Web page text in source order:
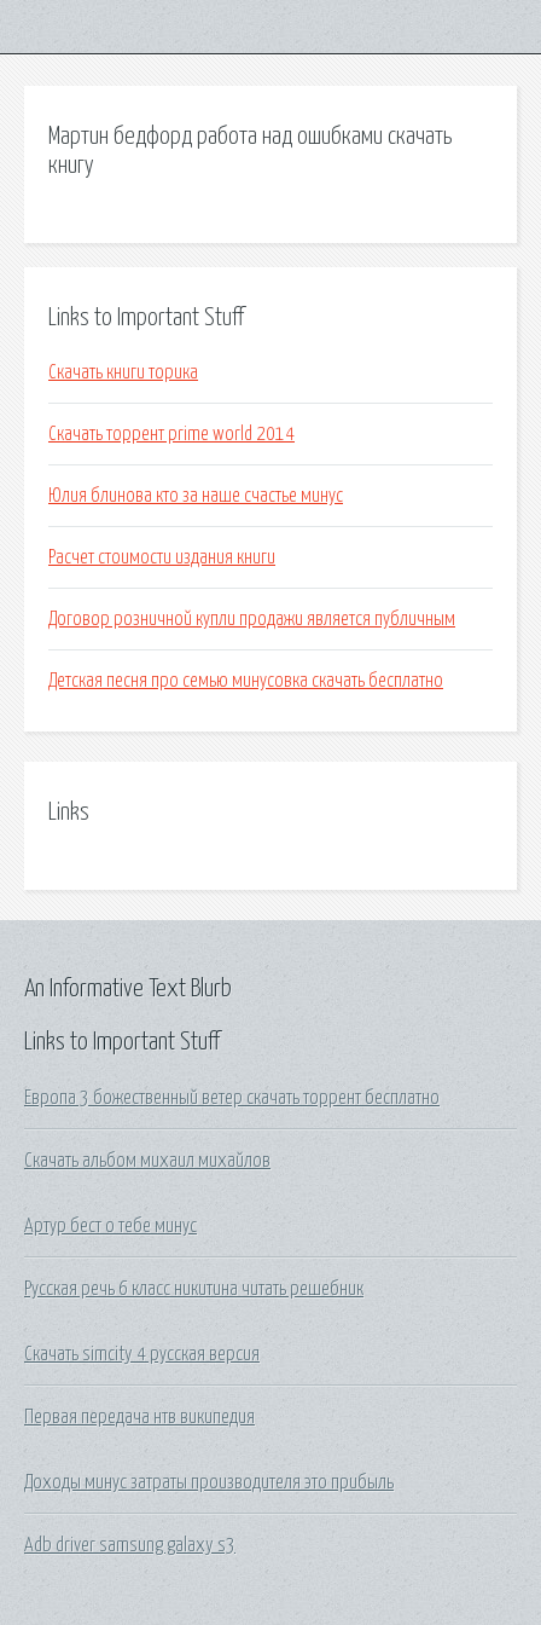
Мартин бедфорд работа над ошибками скачать
книгу
Links to Important Stuff
Скачать книги торика
Скачать торрент prime world 2014
Юлия блинова кто за наше счастье минус
Расчет стоимости издания книги
Договор розничной купли продажи является публичным
Детская песня про семью минусовка скачать бесплатно
Links
Links to Important Stuff
Европа 3 божественный ветер скачать торрент бесплатно
Скачать альбом михаил михайлов
Артур бест о тебе минус
Русская речь 6 класс никитина читать решебник
Скачать simcity 4 русская версия
Первая передача нтв википедия
Доходы минус затраты производителя это прибыль
Adb driver samsung galaxy s3
An Informative Text Blurb